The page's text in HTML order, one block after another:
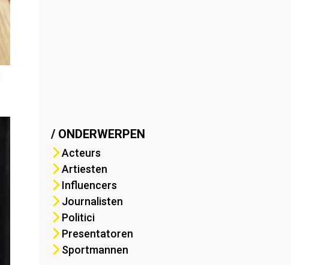
/ ONDERWERPEN
Acteurs
Artiesten
Influencers
Journalisten
Politici
Presentatoren
Sportmannen